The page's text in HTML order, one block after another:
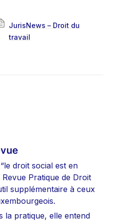
JurisNews – Droit du
travail
droit social est en
Pratique de Droit
supplémentaire à ceux
la pratique, elle entend